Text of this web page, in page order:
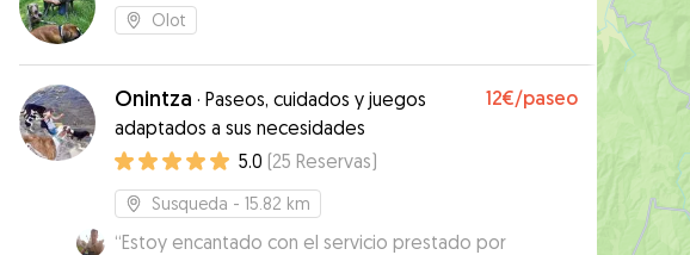
Olot
Onintza · Paseos, cuidados y juegos
adaptados a sus necesidades
12€/paseo
5.0 (25 Reservas)
Susqueda - 15.82 km
“Estoy encantado con el servicio prestado por